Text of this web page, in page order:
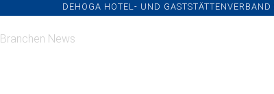
DEHOGA HOTEL- UND
Branchen News